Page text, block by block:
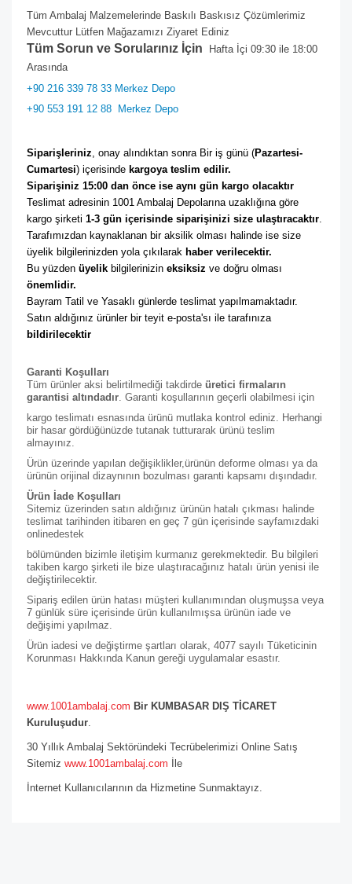
Tüm Ambalaj Malzemelerinde Baskılı Baskısız Çözümlerimiz
Mevcuttur Lütfen Mağazamızı Ziyaret Ediniz
Tüm Sorun ve Sorularınız İçin Hafta İçi 09:30 ile 18:00
Arasında
+90 216 339 78 33 Merkez Depo
+90 553 191 12 88 Merkez Depo
Siparişleriniz, onay alındıktan sonra Bir iş günü (Pazartesi-
Cumartesi) içerisinde kargoya teslim edilir.
Siparişiniz 15:00 dan önce ise aynı gün kargo olacaktır
Teslimat adresinin 1001 Ambalaj Depolarına uzaklığına göre
kargo şirketi 1-3 gün içerisinde siparişinizi size ulaştıracaktır.
Tarafımızdan kaynaklanan bir aksilik olması halinde ise size
üyelik bilgilerinizden yola çıkılarak haber verilecektir.
Bu yüzden üyelik bilgilerinizin eksiksiz
önemlidir.
Bayram Tatil ve Yasaklı günlerde teslimat yapılmamaktadır.
Satın aldığınız ürünler bir teyit e-posta'sı ile tarafınıza
bildirilecektir
Garanti Koşulları
Tüm ürünler aksi belirtilmediği takdirde üretici firmaların
garantisi altındadır. Garanti koşullarının geçerli olabilmesi için
kargo teslimatı esnasında ürünü mutlaka kontrol ediniz. Herhangi
bir hasar gördüğünüzde tutanak tutturarak ürünü teslim
almayınız.
Ürün üzerinde yapılan değişiklikler,ürünün deforme olması ya da
ürünün orijinal dizaynının bozulması garanti kapsamı dışındadır.
Ürün İade Koşulları
Sitemiz üzerinden satın aldığınız ürünün hatalı çıkması halinde
teslimat tarihinden itibaren en geç 7 gün içerisinde sayfamızdaki
onlinedestek
bölümünden bizimle iletişim kurmanız gerekmektedir. Bu bilgileri
takiben kargo şirketi ile bize ulaştıracağınız hatalı ürün yenisi ile
değiştirilecektir.
Sipariş edilen ürün hatası müşteri kullanımından oluşmuşsa veya
7 günlük süre içerisinde ürün kullanılmışsa ürünün iade ve
değişimi yapılmaz.
Ürün iadesi ve değiştirme şartları olarak, 4077 sayılı Tüketicinin
Korunması Hakkında Kanun gereği uygulamalar esastır.
www.1001ambalaj.com Bir KUMBASAR DIŞ TİCARET
Kuruluşudur.
30 Yıllık Ambalaj Sektöründeki Tecrübelerimizi Online Satış
Sitemiz www.1001ambalaj.com İle
İnternet Kullanıcılarının da Hizmetine Sunmaktayız.